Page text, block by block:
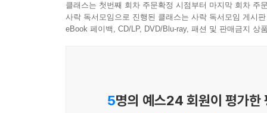
『팡타그뤼엘』과 『가르강튀아』에 비해서 특
이야기 전개에 익숙한 일반 독자들은 라블레 소설
장사치나 다름없는 이야기꾼의 거친 입담이나
클래스는 첫번째 회차 주문확정 시점부터 마지막 회차 주
사락 독서모임으로 진행된 클래스는 사락 독서모임 게시
eBook 페이백, CD/LP, DVD/Blu-ray, 패션 및 판매금지 상
5명의 예스24 회원이 평가한